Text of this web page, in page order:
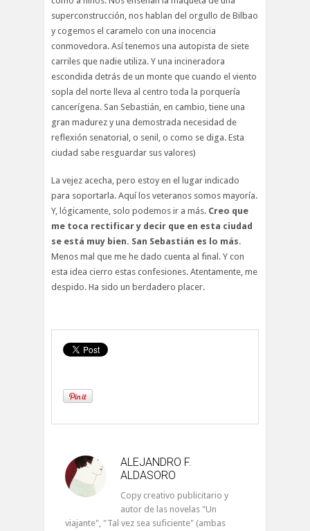
superconstrucción, nos hablan del orgullo de Bilbao
y cogemos el caramelo con una inocencia
conmovedora. Así tenemos una autopista de siete
carriles que nadie utiliza. Y una incineradora
escondida detrás de un monte que cuando el viento
sopla del norte lleva al centro toda la porquería
cancerígena. San Sebastián, en cambio, tiene una
gran madurez y una demostrada necesidad de
reflexión senatorial, o senil, o como se diga. Esta
ciudad sabe resguardar sus valores)
La vejez acecha, pero estoy en el lugar indicado
para soportarla. Aquí los veteranos somos mayoría.
Y, lógicamente, solo podemos ir a más. Creo que
me toca rectificar y decir que en esta ciudad
se está muy bien. San Sebastián es lo más.
Menos mal que me he dado cuenta al final. Y con
esta idea cierro estas confesiones. Atentamente, me
despido. Ha sido un berdadero placer.
ALEJANDRO F.
ALDASORO
Copy creativo publicitario y
autor de las novelas "Un
viajante", "Tal vez sea suficiente" (ambas